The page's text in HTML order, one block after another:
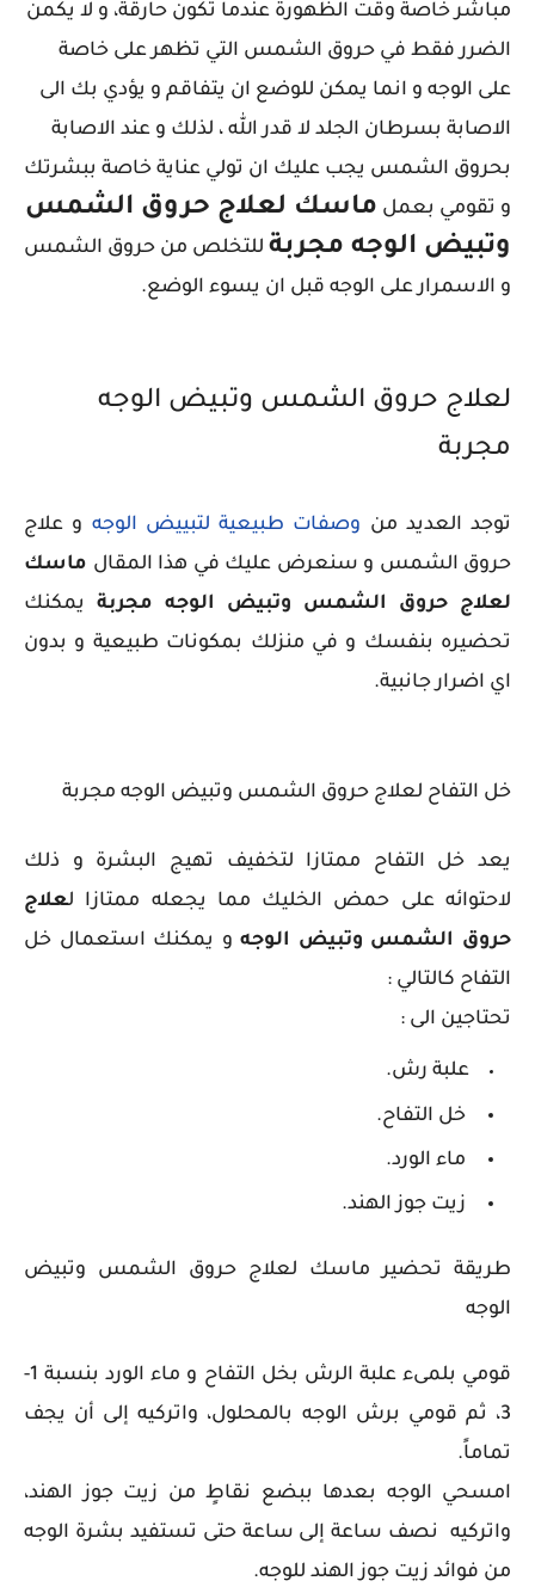
مباشر خاصة وقت الظهورة عندما تكون حارقة، و لا يكمن
الضرر فقط في حروق الشمس التي تظهر على خاصة
على الوجه و انما يمكن للوضع ان يتفاقم و يؤدي بك الى
الاصابة بسرطان الجلد لا قدر الله ، لذلك و عند الاصابة
بحروق الشمس يجب عليك ان تولي عناية خاصة ببشرتك
و تقومي بعمل ماسك لعلاج حروق الشمس
وتبيض الوجه مجربة للتخلص من حروق الشمس
و الاسمرار على الوجه قبل ان يسوء الوضع.
لعلاج حروق الشمس وتبيض الوجه
مجربة
توجد العديد من وصفات طبيعية لتبييض الوجه و علاج
حروق الشمس و سنعرض عليك في هذا المقال ماسك
لعلاج حروق الشمس وتبيض الوجه مجربة يمكنك
تحضيره بنفسك و في منزلك بمكونات طبيعية و بدون
اي اضرار جانبية.
خل التفاح لعلاج حروق الشمس وتبيض الوجه مجربة
يعد خل التفاح ممتازا لتخفيف تهيج البشرة و ذلك
لاحتوائه على حمض الخليك مما يجعله ممتازا لعلاج
حروق الشمس وتبيض الوجهو يمكنك استعمال خل
التفاح كالتالي :
تحتاجين الى :
علبة رش.
خل التفاح.
ماء الورد.
زيت جوز الهند.
طريقة تحضير ماسك لعلاج حروق الشمس وتبيض
الوجه
قومي بلمىء علبة الرش بخل التفاح و ماء الورد بنسبة 1-
3، ثم قومي برش الوجه بالمحلول، واتركيه إلى أن يجف
تماماً.
امسحي الوجه بعدها ببضع نقاطٍ من زيت جوز الهند،
واتركيه نصف ساعة إلى ساعة حتى تستفيد بشرة الوجه
من فوائد زيت جوز الهند للوجه.